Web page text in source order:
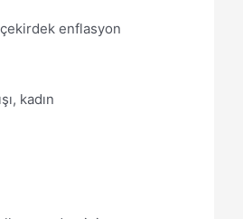
çekirdek enflasyon
kadın